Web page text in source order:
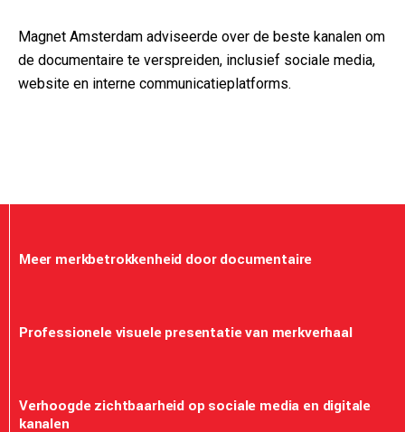
Magnet Amsterdam adviseerde over de beste kanalen om
de documentaire te verspreiden, inclusief sociale media,
website en interne communicatieplatforms.
Meer merkbetrokkenheid door documentaire
Professionele visuele presentatie van merkverhaal
Verhoogde zichtbaarheid op sociale media en digitale
kanalen